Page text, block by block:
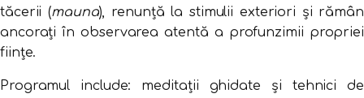
tăcerii (mauna), renunță la stimulii exteriori și rămân
ancorați în observarea atentă a profunzimii propriei
ființe.
Programul include: meditații ghidate și tehnici de